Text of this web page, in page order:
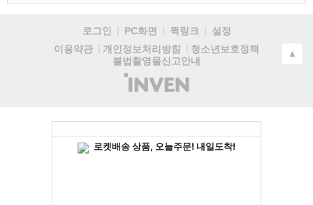
로그인 PC화면 퀵링크
설정
이용약관
개인정보처리방침
청소년보호정책
불법촬영물신고안내
(주)
인
▲